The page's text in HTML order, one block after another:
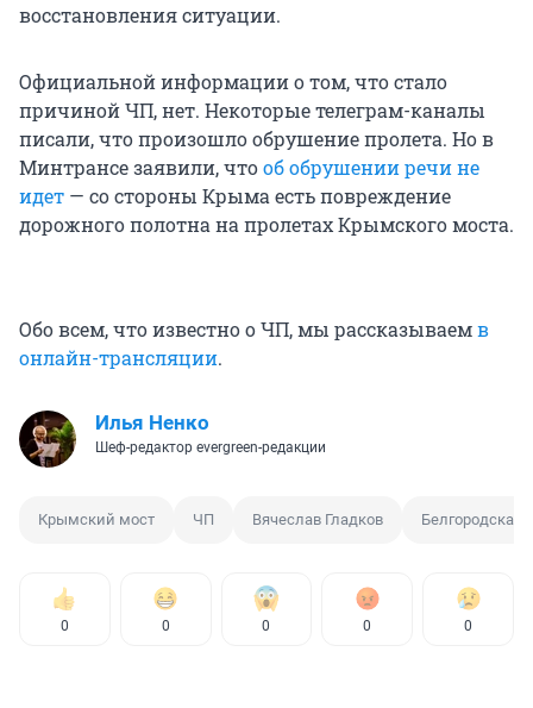
восстановления ситуации.
Официальной информации о том, что стало
причиной ЧП, нет. Некоторые телеграм-каналы
писали, что произошло обрушение пролета. Но в
Минтрансе заявили, чтооб обрушении речи не
идет — со стороны Крыма есть повреждение
дорожного полотна на пролетах Крымского моста.
Обо всем, что известно о ЧП, мы рассказываемв
онлайн-трансляции.
Илья Ненко
Шеф-редактор evergreen-редакции
Крымский мост ЧП Вячеслав Гладков Белгородская
0 0 0 0 0